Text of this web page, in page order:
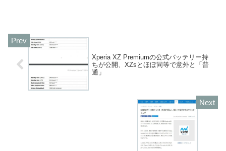
Xperia XZ Premiumの公式バッテリー持
ちが公開、XZsとほぼ同等で意外と「普
通」